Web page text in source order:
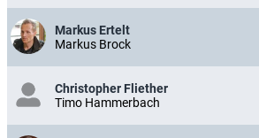
Markus Ertelt
Markus Brock
Christopher Fliether
Timo Hammerbach